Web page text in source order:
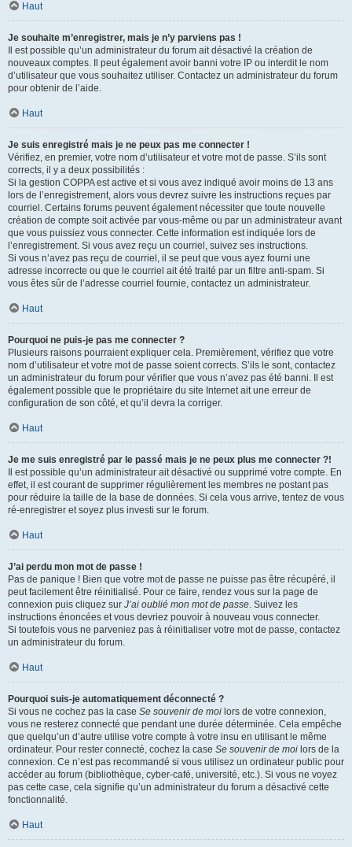
Haut
Je souhaite m’enregistrer, mais je n’y parviens pas !
Il est possible qu’un administrateur du forum ait désactivé la création de
nouveaux comptes. Il peut également avoir banni votre IP ou interdit le nom
d’utilisateur que vous souhaitez utiliser. Contactez un administrateur du forum
pour obtenir de l’aide.
Haut
Je suis enregistré mais je ne peux pas me connecter !
Vérifiez, en premier, votre nom d’utilisateur et votre mot de passe. S’ils sont
corrects, il y a deux possibilités :
Si la gestion COPPA est active et si vous avez indiqué avoir moins de 13 ans
lors de l’enregistrement, alors vous devrez suivre les instructions reçues par
courriel. Certains forums peuvent également nécessiter que toute nouvelle
création de compte soit activée par vous-même ou par un administrateur avant
que vous puissiez vous connecter. Cette information est indiquée lors de
l’enregistrement. Si vous avez reçu un courriel, suivez ses instructions.
Si vous n’avez pas reçu de courriel, il se peut que vous ayez fourni une
adresse incorrecte ou que le courriel ait été traité par un filtre anti-spam. Si
vous êtes sûr de l’adresse courriel fournie, contactez un administrateur.
Haut
Pourquoi ne puis-je pas me connecter ?
Plusieurs raisons pourraient expliquer cela. Premièrement, vérifiez que votre
nom d’utilisateur et votre mot de passe soient corrects. S’ils le sont, contactez
un administrateur du forum pour vérifier que vous n’avez pas été banni. Il est
également possible que le propriétaire du site Internet ait une erreur de
configuration de son côté, et qu’il devra la corriger.
Haut
Je me suis enregistré par le passé mais je ne peux plus me connecter ?!
Il est possible qu’un administrateur ait désactivé ou supprimé votre compte. En
effet, il est courant de supprimer régulièrement les membres ne postant pas
pour réduire la taille de la base de données. Si cela vous arrive, tentez de vous
ré-enregistrer et soyez plus investi sur le forum.
Haut
J’ai perdu mon mot de passe !
Pas de panique ! Bien que votre mot de passe ne puisse pas être récupéré, il
peut facilement être réinitialisé. Pour ce faire, rendez vous sur la page de
connexion puis cliquez sur J’ai oublié mon mot de passe. Suivez les
instructions énoncées et vous devriez pouvoir à nouveau vous connecter.
Si toutefois vous ne parveniez pas à réinitialiser votre mot de passe, contactez
un administrateur du forum.
Haut
Pourquoi suis-je automatiquement déconnecté ?
Si vous ne cochez pas la case Se souvenir de moi lors de votre connexion,
vous ne resterez connecté que pendant une durée déterminée. Cela empêche
que quelqu’un d’autre utilise votre compte à votre insu en utilisant le même
ordinateur. Pour rester connecté, cochez la case Se souvenir de moi lors de la
connexion. Ce n’est pas recommandé si vous utilisez un ordinateur public pour
accéder au forum (bibliothèque, cyber-café, université, etc.). Si vous ne voyez
pas cette case, cela signifie qu’un administrateur du forum a désactivé cette
fonctionnalité.
Haut